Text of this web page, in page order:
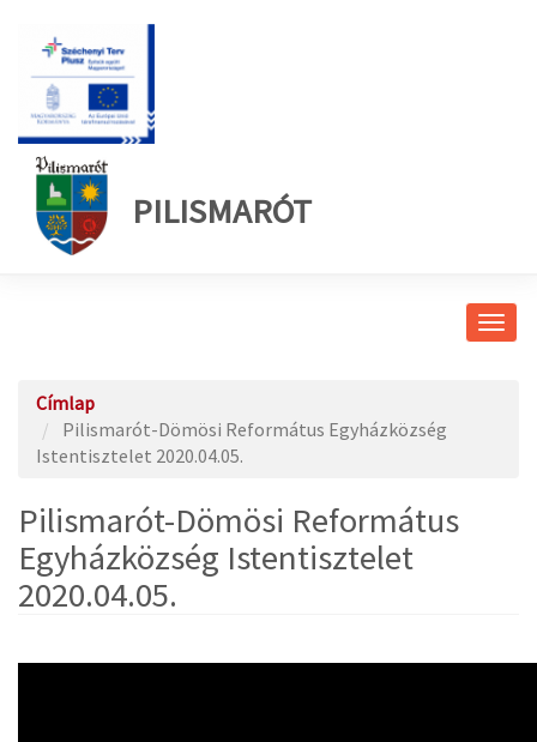
PILISMARÓT
Címlap
Pilismarót-Dömösi Református Egyházközség
Istentisztelet 2020.04.05.
Pilismarót-Dömösi Református
Egyházközség Istentisztelet
2020.04.05.